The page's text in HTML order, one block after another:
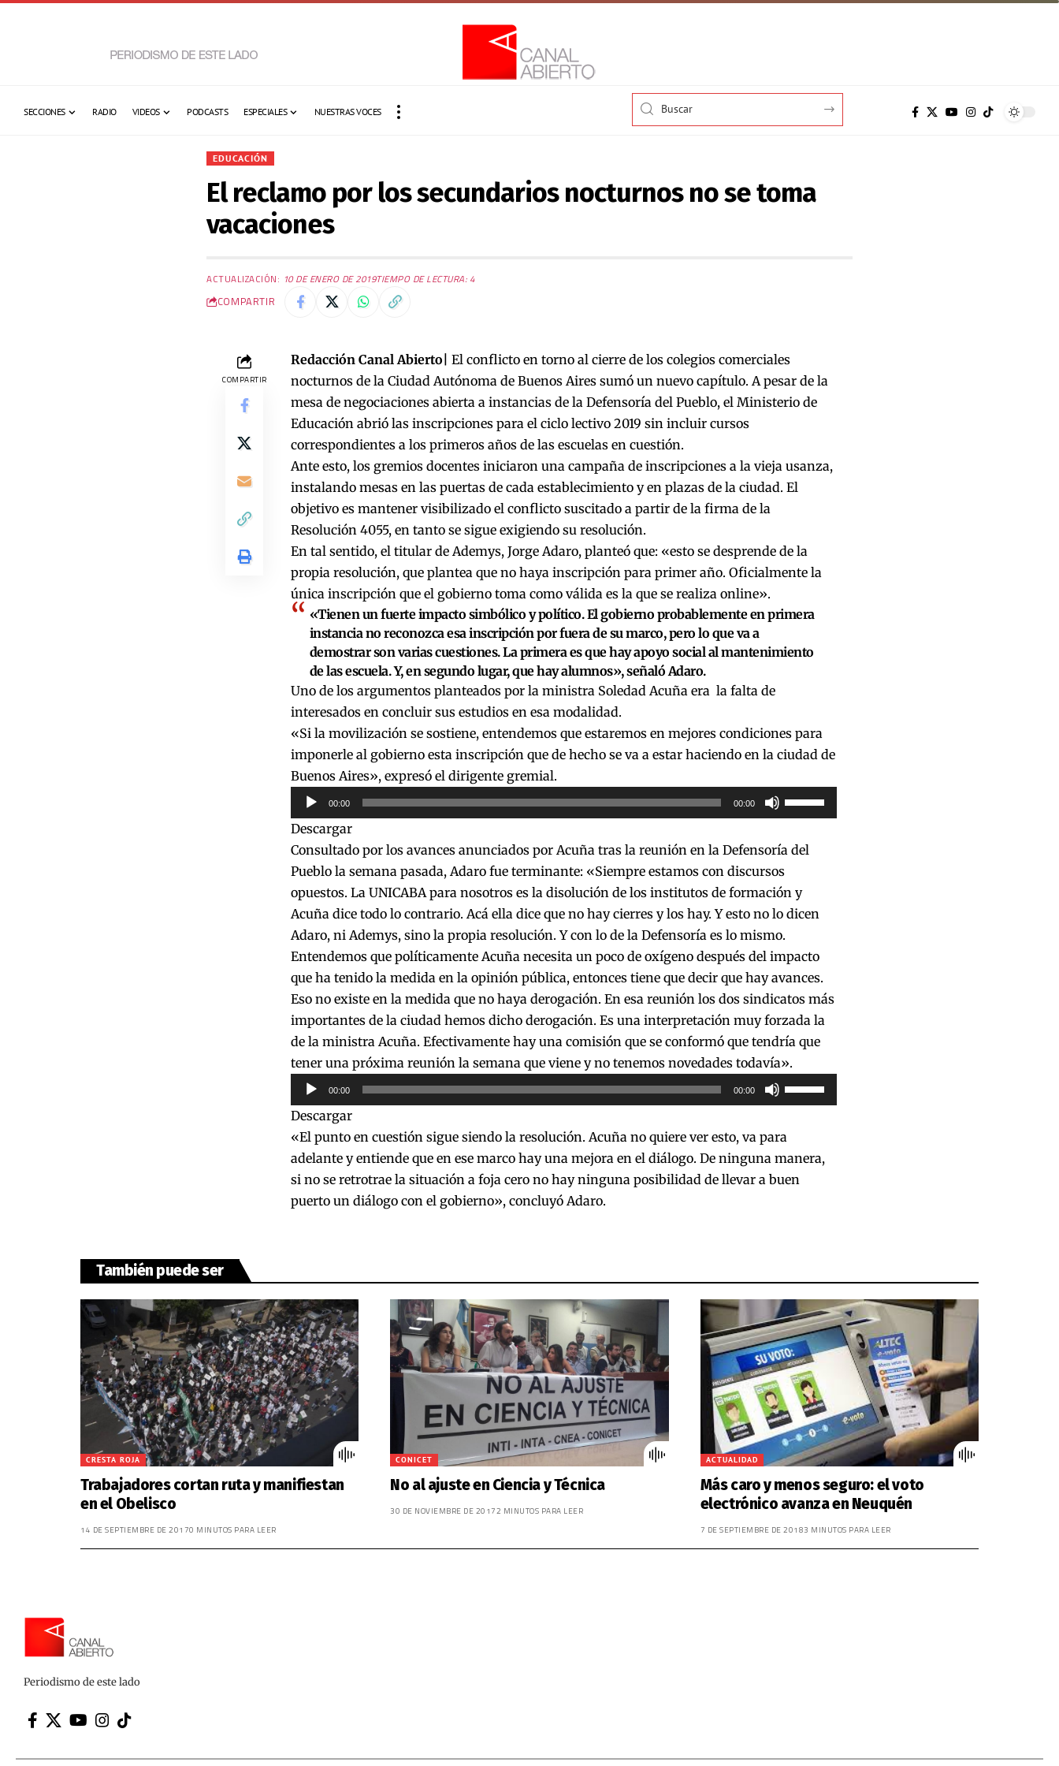
SECCIONES RADIO VIDEOS PODCASTS ESPECIALES NUESTRAS VOCES
EDUCACIÓN
El reclamo por los secundarios nocturnos no se toma
vacaciones
ACTUALIZACIÓN: 10 DE ENERO DE 2019TIEMPO DE LECTURA: 4
COMPARTIR
COMPARTIR
Redacción Canal Abierto| El conflicto en torno al cierre de los colegios comerciales
nocturnos de la Ciudad Autónoma de Buenos Aires sumó un nuevo capítulo. A pesar de la
mesa de negociaciones abierta a instancias de la Defensoría del Pueblo, el Ministerio de
Educación abrió las inscripciones para el ciclo lectivo 2019 sin incluir cursos
correspondientes a los primeros años de las escuelas en cuestión.
Ante esto, los gremios docentes iniciaron una campaña de inscripciones a la vieja usanza,
instalando mesas en las puertas de cada establecimiento y en plazas de la ciudad. El
objetivo es mantener visibilizado el conflicto suscitado a partir de la firma de la
Resolución 4055, en tanto se sigue exigiendo su resolución.
En tal sentido, el titular de Ademys, Jorge Adaro, planteó que: «esto se desprende de la
propia resolución, que plantea que no haya inscripción para primer año. Oficialmente la
única inscripción que el gobierno toma como válida es la que se realiza online».
«Tienen un fuerte impacto simbólico y político. El gobierno probablemente en primera
instancia no reconozca esa inscripción por fuera de su marco, pero lo que va a
demostrar son varias cuestiones. La primera es que hay apoyo social al mantenimiento
de las escuela. Y, en segundo lugar, que hay alumnos», señaló Adaro.
Uno de los argumentos planteados por la ministra Soledad Acuña era la falta de
interesados en concluir sus estudios en esa modalidad.
«Si la movilización se sostiene, entendemos que estaremos en mejores condiciones para
imponerle al gobierno esta inscripción que de hecho se va a estar haciendo en la ciudad de
Buenos Aires», expresó el dirigente gremial.
Reproductor
de
audio
00:00 00:00
Utiliza
las
arriba/abajo
o
Descargar
Consultado por los avances anunciados por Acuña tras la reunión en la Defensoría del
Pueblo la semana pasada, Adaro fue terminante: «Siempre estamos con discursos
opuestos. La UNICABA para nosotros es la disolución de los institutos de formación y
Acuña dice todo lo contrario. Acá ella dice que no hay cierres y los hay. Y esto no lo dicen
Adaro, ni Ademys, sino la propia resolución. Y con lo de la Defensoría es lo mismo.
Entendemos que políticamente Acuña necesita un poco de oxígeno después del impacto
que ha tenido la medida en la opinión pública, entonces tiene que decir que hay avances.
Eso no existe en la medida que no haya derogación. En esa reunión los dos sindicatos más
importantes de la ciudad hemos dicho derogación. Es una interpretación muy forzada la
de la ministra Acuña. Efectivamente hay una comisión que se conformó que tendría que
tener una próxima reunión la semana que viene y no tenemos novedades todavía».
Reproductor
de
audio
00:00 00:00
Utiliza
las
el
volumen.
Descargar
«El punto en cuestión sigue siendo la resolución. Acuña no quiere ver esto, va para
adelante y entiende que en ese marco hay una mejora en el diálogo. De ninguna manera,
si no se retrotrae la situación a foja cero no hay ninguna posibilidad de llevar a buen
puerto un diálogo con el gobierno», concluyó Adaro.
También puede ser
CRESTA ROJA
Trabajadores cortan ruta y manifiestan
en el Obelisco
14 DE SEPTIEMBRE DE 20170 MINUTOS PARA LEER
CONICET
No al ajuste en Ciencia y Técnica
30 DE NOVIEMBRE DE 20172 MINUTOS PARA LEER
ACTUALIDAD
Más caro y menos seguro: el voto
electrónico avanza en Neuquén
7 DE SEPTIEMBRE DE 20183 MINUTOS PARA LEER
Periodismo de este lado